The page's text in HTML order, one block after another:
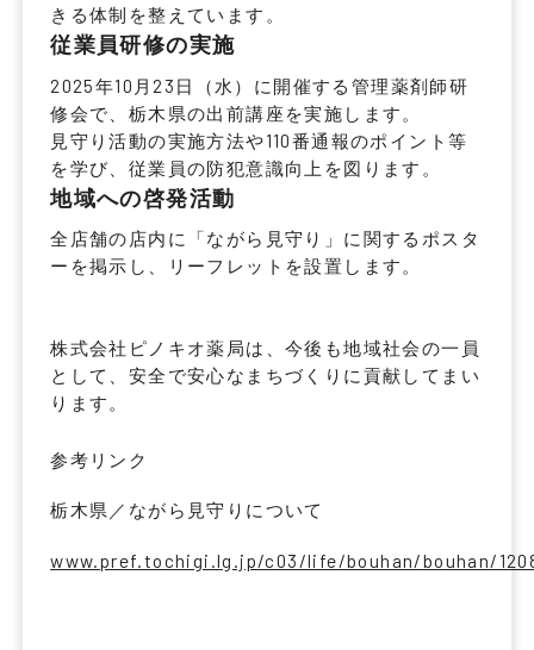
きる体制を整えています。
従業員研修の実施
2025年10月23日（水）に開催する管理薬剤師研
修会で、栃木県の出前講座を実施します。
見守り活動の実施方法や110番通報のポイント等
を学び、従業員の防犯意識向上を図ります。
地域への啓発活動
全店舗の店内に「ながら見守り」に関するポスタ
ーを掲示し、リーフレットを設置します。
株式会社ピノキオ薬局は、今後も地域社会の一員
として、安全で安心なまちづくりに貢献してまい
ります。
参考リンク
栃木県／ながら見守りについて
www.pref.tochigi.lg.jp/c03/life/bouhan/bouhan/